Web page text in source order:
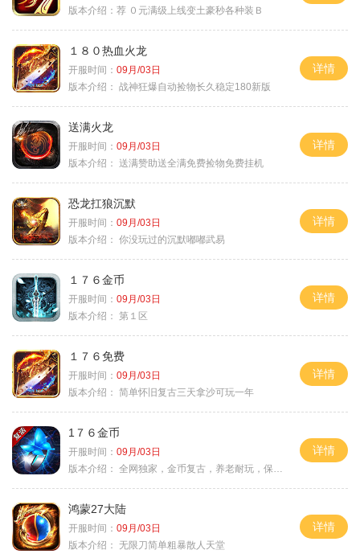
版本介绍： 荐 ０元满级上线变土豪秒各种装Ｂ
１８０热血火龙
开服时间： 09月/03日
版本介绍： 战神狂爆自动捡物长久稳定180新版
详情
送满火龙
开服时间： 09月/03日
版本介绍： 送满赞助送全满免费捡物免费挂机
详情
恐龙扛狼沉默
开服时间： 09月/03日
版本介绍： 你没玩过的沉默嘟嘟武易
详情
１７６金币
开服时间： 09月/03日
版本介绍： 第１区
详情
１７６免费
开服时间： 09月/03日
版本介绍： 简单怀旧复古三天拿沙可玩一年
详情
1７６金币
开服时间： 09月/03日
版本介绍： 全网独家，金币复古，养老耐玩，保底回収
详情
鸿蒙27大陆
开服时间： 09月/03日
版本介绍： 无限刀简单粗暴散人天堂
详情